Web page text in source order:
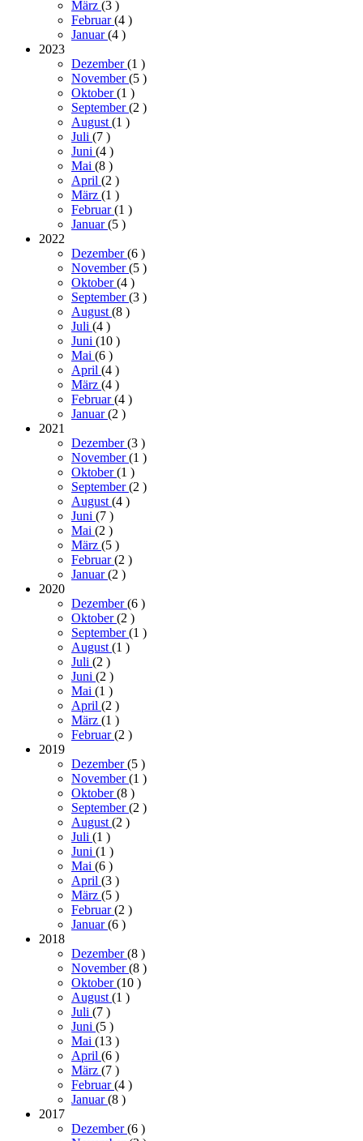
März (3 )
Februar(4 )
Januar(4 )
2023
Dezember(1 )
November(5 )
Oktober(1 )
September(2 )
August (1 )
Juli (7 )
Juni (4 )
Mai (8 )
April (2 )
März (1 )
Februar(1 )
Januar(5 )
2022
Dezember(6 )
November(5 )
Oktober(4 )
September(3 )
August (8 )
Juli (4 )
Juni (10 )
Mai (6 )
April (4 )
März (4 )
Februar(4 )
Januar(2 )
2021
Dezember(3 )
November(1 )
Oktober(1 )
September(2 )
August (4 )
Juni (7 )
Mai (2 )
März (5 )
Februar(2 )
Januar(2 )
2020
Dezember(6 )
Oktober(2 )
September(1 )
August (1 )
Juli (2 )
Juni (2 )
Mai (1 )
April (2 )
März (1 )
Februar(2 )
2019
Dezember(5 )
November(1 )
Oktober(8 )
September(2 )
August (2 )
Juli (1 )
Juni (1 )
Mai (6 )
April (3 )
März (5 )
Februar(2 )
Januar(6 )
2018
Dezember(8 )
November(8 )
Oktober(10 )
August (1 )
Juli (7 )
Juni (5 )
Mai (13 )
April (6 )
März (7 )
Februar(4 )
Januar(8 )
2017
Dezember(6 )